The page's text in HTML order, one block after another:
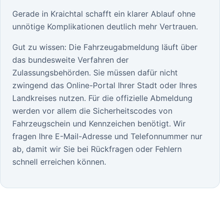
Gerade in Kraichtal schafft ein klarer Ablauf ohne
unnötige Komplikationen deutlich mehr Vertrauen.
Gut zu wissen: Die Fahrzeugabmeldung läuft über
das bundesweite Verfahren der
Zulassungsbehörden. Sie müssen dafür nicht
zwingend das Online-Portal Ihrer Stadt oder Ihres
Landkreises nutzen. Für die offizielle Abmeldung
werden vor allem die Sicherheitscodes von
Fahrzeugschein und Kennzeichen benötigt. Wir
fragen Ihre E-Mail-Adresse und Telefonnummer nur
ab, damit wir Sie bei Rückfragen oder Fehlern
schnell erreichen können.